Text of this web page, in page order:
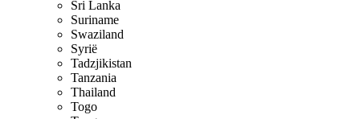
Sri Lanka
Suriname
Swaziland
Syrië
Tadzjikistan
Tanzania
Thailand
Togo